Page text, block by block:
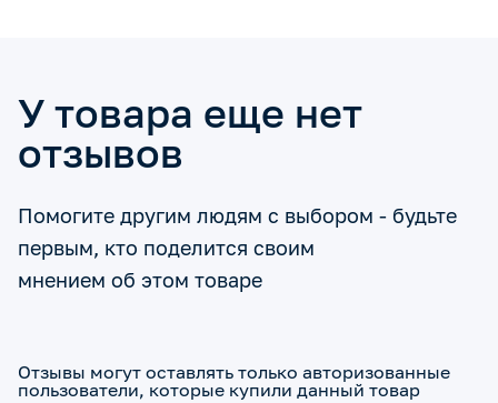
У товара еще нет
отзывов
Помогите другим людям с выбором - будьте
первым, кто поделится своим
мнением об этом товаре
Отзывы могут оставлять только авторизованные
пользователи, которые купили данный товар